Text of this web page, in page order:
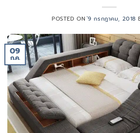
POSTED ON่9 กรกฎาคม, 2018
09
ก.ค.